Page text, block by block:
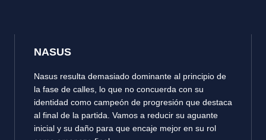
NASUS
Nasus resulta demasiado dominante al principio de
la fase de calles, lo que no concuerda con su
identidad como campeón de progresión que destaca
al final de la partida. Vamos a reducir su aguante
inicial y su daño para que encaje mejor en su rol